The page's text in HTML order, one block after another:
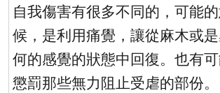
自我傷害有很多不同的，可能
候，是利用痛覺，讓從麻木或
何的感覺的狀態中回復。也有
懲罰那些無力阻止受虐的部份